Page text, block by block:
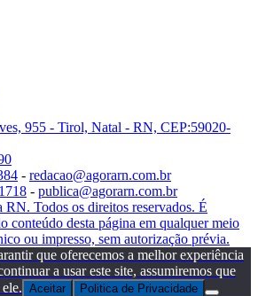
955 - Tirol, Natal - RN, CEP:59020-
- redacao@agorarn.com.br
- publica@agorarn.com.br
Todos os direitos reservados. É
conteúdo desta página em qualquer meio
ou impresso, sem autorização prévia.
que oferecemos a melhor experiência
a usar este site, assumiremos que
Aceitar Politica de Privacidade